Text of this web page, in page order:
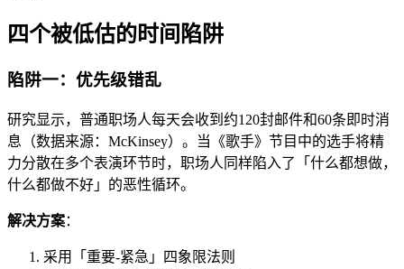
四个被低估的时间陷阱
陷阱一：优先级错乱
研究显示，普通职场人每天会收到约120封邮件和60条即时消
息（数据来源：McKinsey）。当《歌手》节目中的选手将精
力分散在多个表演环节时，职场人同样陷入了「什么都想做，
什么都做不好」的恶性循环。
解决方案：
采用「重要-紧急」四象限法则